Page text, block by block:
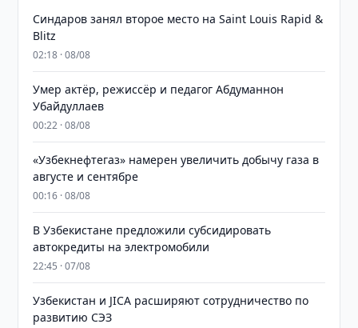
Синдаров занял второе место на Saint Louis Rapid &
Blitz
02:18 · 08/08
Умер актёр, режиссёр и педагог Абдуманнон
Убайдуллаев
00:22 · 08/08
«Узбекнефтегаз» намерен увеличить добычу газа в
августе и сентябре
00:16 · 08/08
В Узбекистане предложили субсидировать
автокредиты на электромобили
22:45 · 07/08
Узбекистан и JICA расширяют сотрудничество по
развитию СЭЗ